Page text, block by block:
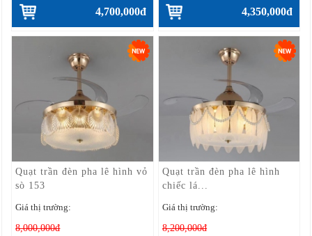
4,700,000đ 4,350,000đ
Quạt trần đèn pha lê hình vỏ
sò 153
Giá thị trường:
8,000,000đ
Quạt trần đèn pha lê hình
chiếc lá...
Giá thị trường:
8,200,000đ